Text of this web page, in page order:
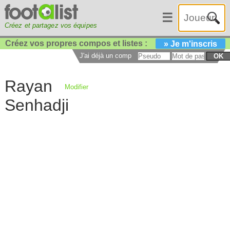
Créez et partagez vos équipes
☰
Créez vos propres compos et listes : » Je m'inscris
J'ai déjà un compte : OK
Rayan
Senhadji
Modifier